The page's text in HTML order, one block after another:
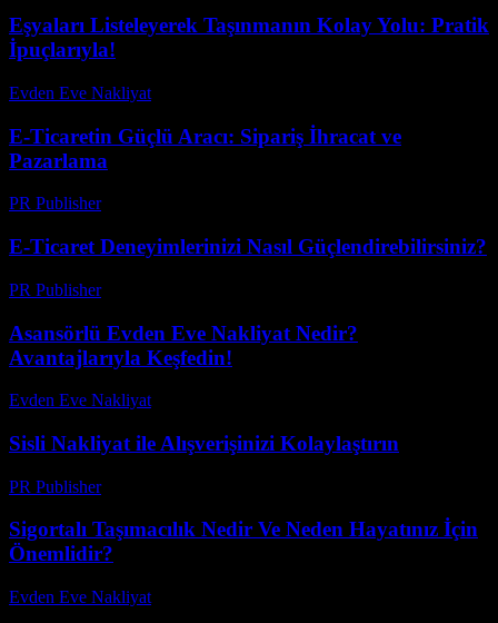
Eşyaları Listeleyerek Taşınmanın Kolay Yolu: Pratik
İpuçlarıyla!
Evden Eve Nakliyat
E-Ticaretin Güçlü Aracı: Sipariş İhracat ve
Pazarlama
PR Publisher-
E-Ticaret Deneyimlerinizi Nasıl Güçlendirebilirsiniz?
PR Publisher-
Asansörlü Evden Eve Nakliyat Nedir?
Avantajlarıyla Keşfedin!
Evden Eve Nakliyat
Sisli Nakliyat ile Alışverişinizi Kolaylaştırın
PR Publisher-
Sigortalı Taşımacılık Nedir Ve Neden Hayatınız İçin
Önemlidir?
Evden Eve Nakliyat